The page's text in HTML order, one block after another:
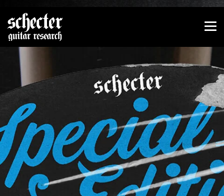
Zeige besser passende Version dieser Seite
Diese Meldung nicht mehr anzeigen